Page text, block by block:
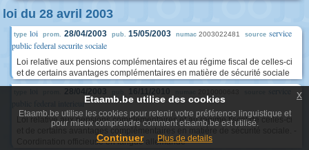
loi du 28 avril 2003
type loi prom. 28/04/2003 pub. 15/05/2003 numac 2003022481 source service
public federal securite sociale
Loi relative aux pensions complémentaires et au régime fiscal de celles-ci
et de certains avantages complémentaires en matière de sécurité sociale
public federal interieur
Loi relative aux pensions complémentaires et au régime fiscal de celles-ci
Coordination officieuse en langue allemande
Etaamb.be utilise des cookies
Etaamb.be utilise les cookies pour retenir votre préférence linguistique et
pour mieux comprendre comment etaamb.be est utilisé.
Continuer Plus de details
x